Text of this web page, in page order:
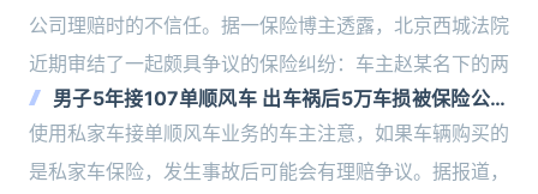
公司理赔时的不信任。据一保险博主透露，北京西城法院
近期审结了一起颇具争议的保险纠纷：车主赵某名下的两
男子5年接107单顺风车 出车祸后5万车损被保险公司
拒赔
使用私家车接单顺风车业务的车主注意，如果车辆购买的
是私家车保险，发生事故后可能会有理赔争议。据报道，